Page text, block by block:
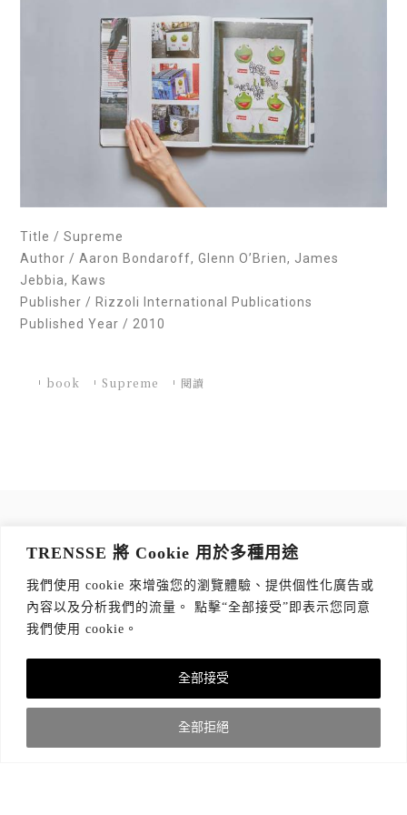
TRENSSE 將 Cookie 用於多種用途
我們使用 cookie 來增強您的瀏覽體驗、提供個性化廣告或
內容以及分析我們的流量。 點擊“全部接受”即表示您同意
我們使用 cookie。
全部拒絕
全部接受
Title / Supreme
Author / Aaron Bondaroff, Glenn O’Brien, James
Jebbia, Kaws
Publisher / Rizzoli International Publications
Published Year / 2010
book Supreme 閱讀
讀出你的品味，每週獲取質感生活 Tips！
訂閱傳思電子報*
隱私權政策